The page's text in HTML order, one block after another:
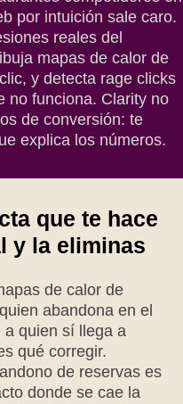
por intuición sale caro.
reales del
mapas de calor de
y detecta rage clicks
no funciona. Clarity no
de conversión: te
explica los números.
que te hace
y la eliminas
de calor de
abandona en el
a quien sí llega a
qué corregir.
de reservas es
donde se cae la